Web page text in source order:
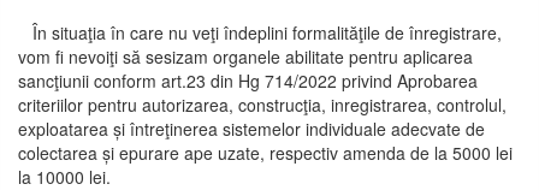
În situaţia în care nu veţi îndeplini formalităţile de înregistrare,
vom fi nevoiţi să sesizam organele abilitate pentru aplicarea
sancţiunii conform art.23 din Hg 714/2022 privind Aprobarea
criteriilor pentru autorizarea, construcţia, inregistrarea, controlul,
exploatarea și întreţinerea sistemelor individuale adecvate de
colectarea și epurare ape uzate, respectiv amenda de la 5000 lei
la 10000 lei.